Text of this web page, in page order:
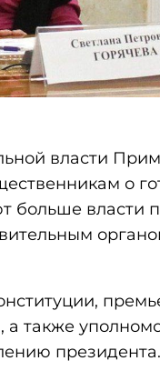
власти
о
больше власти
а также
президента.